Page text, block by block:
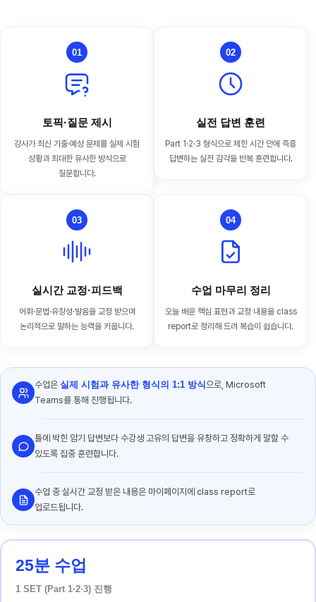
01
토픽·질문 제시
강사가 최신 기출·예상 문제를 실제 시험
상황과 최대한 유사한 방식으로
질문합니다.
02
실전 답변 훈련
Part 1·2·3 형식으로 제한 시간 안에 즉흥
답변하는 실전 감각을 반복 훈련합니다.
03
실시간 교정·피드백
어휘·문법·유창성·발음을 교정 받으며
논리적으로 말하는 능력을 키웁니다.
04
수업 마무리 정리
오늘 배운 핵심 표현과 교정 내용을 class
report로 정리해 드려 복습이 쉽습니다.
수업은 실제 시험과 유사한 형식의 1:1 방식으로, Microsoft
Teams를 통해 진행됩니다.
틀에 박힌 암기 답변보다 수강생 고유의 답변을 유창하고 정확하게 말할 수
있도록 집중 훈련합니다.
수업 중 실시간 교정 받은 내용은 마이페이지에 class report로
업로드됩니다.
25분 수업
1 SET (Part 1·2·3) 진행